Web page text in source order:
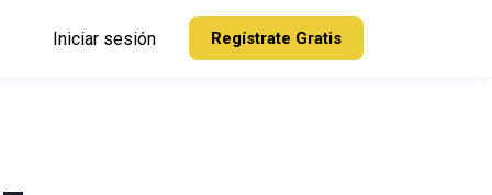
Iniciar sesión Regístrate Gratis